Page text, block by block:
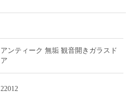
アンティーク 無垢 観音開きガラスド
ア
22012